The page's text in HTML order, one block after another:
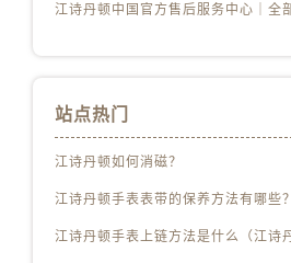
站点热门
江诗丹顿如何消磁？
江诗丹顿手表表带的保养方法有哪些？